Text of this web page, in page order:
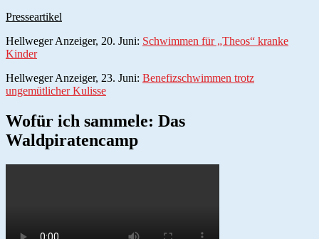
Presseartikel
Hellweger Anzeiger, 20. Juni: Schwimmen für „Theos“ kranke
Kinder
Hellweger Anzeiger, 23. Juni: Benefizschwimmen trotz
ungemütlicher Kulisse
Wofür ich sammele: Das
Waldpiratencamp